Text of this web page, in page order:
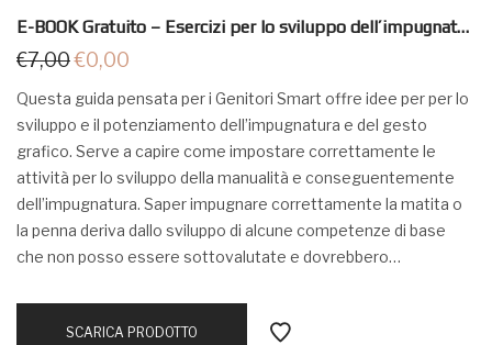
E-BOOK Gratuito – Esercizi per lo sviluppo dell’impugnatura
€7,00€0,00
Questa guida pensata per i Genitori Smart offre idee per per lo
sviluppo e il potenziamento dell’impugnatura e del gesto
grafico. Serve a capire come impostare correttamente le
attività per lo sviluppo della manualità e conseguentemente
dell’impugnatura. Saper impugnare correttamente la matita o
la penna deriva dallo sviluppo di alcune competenze di base
che non posso essere sottovalutate e dovrebbero…
SCARICA PRODOTTO